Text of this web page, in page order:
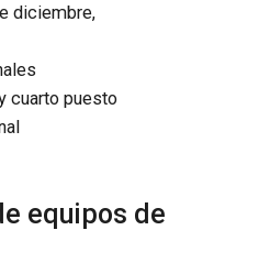
diciembre,
cuarto puesto
equipos de